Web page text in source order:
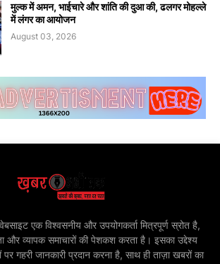
मुल्क में अमन, भाईचारे और शांति की दुआ की, ढलगर मोहल्ले
में लंगर का आयोजन
August 03, 2026
एक विश्वसनीय और उपयोगकर्ता मित्रपूर्ण स्रोत है,
और व्यापक समाचारों की पेशकश करता है। इसका उद्देश्य
पर गहरी जानकारी प्रदान करना है, साथ ही ताज़ा खबरों का